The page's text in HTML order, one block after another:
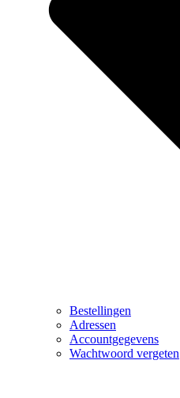
Bestellingen
Adressen
Accountgegevens
Wachtwoord vergeten